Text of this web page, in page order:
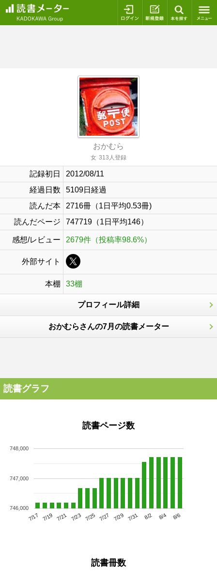
ログイン 新規登録
おかむら
女 313人登録
記録初日
2012/08/11
経過日数
5109日経過
読んだ本
2716冊（1日平均0.53冊)
読んだページ
747719（1日平均146）
感想/レビュー 2679件（投稿率98.6%）
外部サイト
本棚 33棚
プロフィール詳細
おかむらさんの7月の読書メーター
読書グラフ
読書ページ数
7/17 7/19 7/21 7/23 7/25 7/27 7/29 7/31 8/2 8/4 8/6
746,000
747,000
748,000
読書冊数